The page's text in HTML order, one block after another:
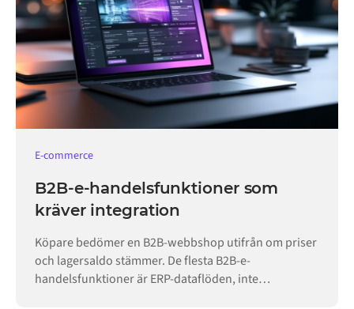
E-commerce
B2B-e-handelsfunktioner som
kräver integration
Köpare bedömer en B2B-webbshop utifrån om priser
och lagersaldo stämmer. De flesta B2B-e-
handelsfunktioner är ERP-dataflöden, inte